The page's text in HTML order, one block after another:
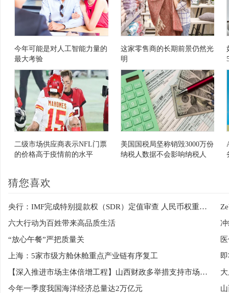
今年可能是对人工智能力量的
最大考验
这家零售商的长期前景仍然光
明
二级市场供应商表示NFL门票
的价格高于疫情前的水平
美国国税局坚称销毁3000万份
纳税人数据不会影响纳税人
猜您喜欢
央行：IMF完成特别提款权（SDR）定值审查 人民币权重上调至12.28%
六大行动为百姓带来高品质生活
“放心午餐”严把质量关
上海：5家市级方舱休舱重点产业链有序复工
【深入推进市场主体倍增工程】山西财政多举措支持市场主体倍增
今年一季度我国海洋经济总量达2万亿元